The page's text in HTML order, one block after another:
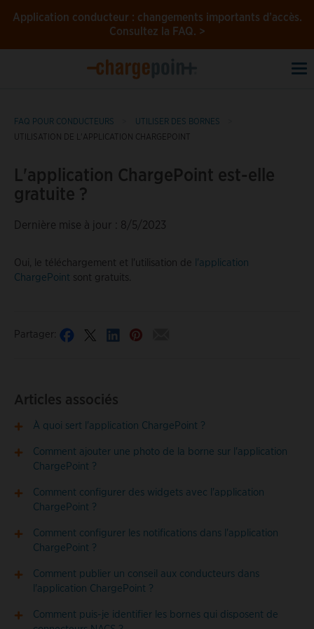
Application conducteur : changements importants d’accès.
Consultez la FAQ. >
FAQ POUR CONDUCTEURS
UTILISER DES BORNES
UTILISATION DE L'APPLICATION CHARGEPOINT
L'application ChargePoint est-elle
gratuite ?
Dernière mise à jour : 8/5/2023
Oui, le téléchargement et l'utilisation de l'application
ChargePoint sont gratuits.
Partager:
Articles associés
À quoi sert l'application ChargePoint ?
Comment ajouter une photo de la borne sur l'application
ChargePoint ?
Comment configurer des widgets avec l'application
ChargePoint ?
Comment configurer les notifications dans l'application
ChargePoint ?
Comment publier un conseil aux conducteurs dans
l'application ChargePoint ?
Comment puis-je identifier les bornes qui disposent de